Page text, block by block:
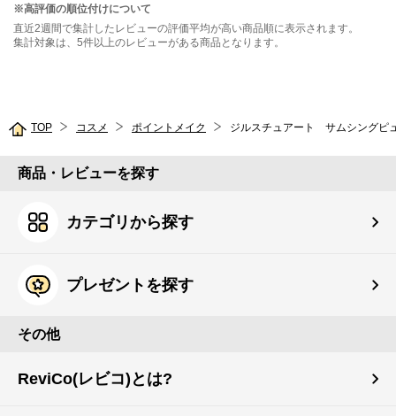
※高評価の順位付けについて
直近2週間で集計したレビューの評価平均が高い商品順に表示されます。
集計対象は、5件以上のレビューがある商品となります。
TOP コスメ ポイントメイク ジルスチュアート サムシングピ
商品・レビューを探す
カテゴリから探す
プレゼントを探す
その他
ReviCo(レビコ)とは?